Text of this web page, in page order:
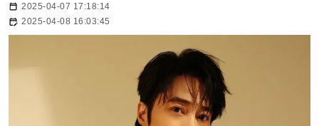
2025-04-07 17:18:14
2025-04-08 16:03:45